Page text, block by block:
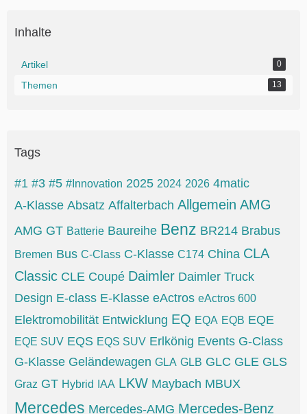
Inhalte
Artikel 0
Themen 13
Tags
#1 #3 #5 #Innovation 2025 2024 2026 4matic
A-Klasse Absatz Affalterbach Allgemein AMG
AMG GT Batterie Baureihe Benz BR214 Brabus
Bremen Bus C-Class C-Klasse C174 China CLA
Classic CLE Coupé Daimler Daimler Truck
Design E-class E-Klasse eActros eActros 600
Elektromobilität Entwicklung EQ EQA EQB EQE
EQE SUV EQS EQS SUV Erlkönig Events G-Class
G-Klasse Geländewagen GLA GLB GLC GLE GLS
Graz GT Hybrid IAA LKW Maybach MBUX
Mercedes Mercedes-AMG Mercedes-Benz